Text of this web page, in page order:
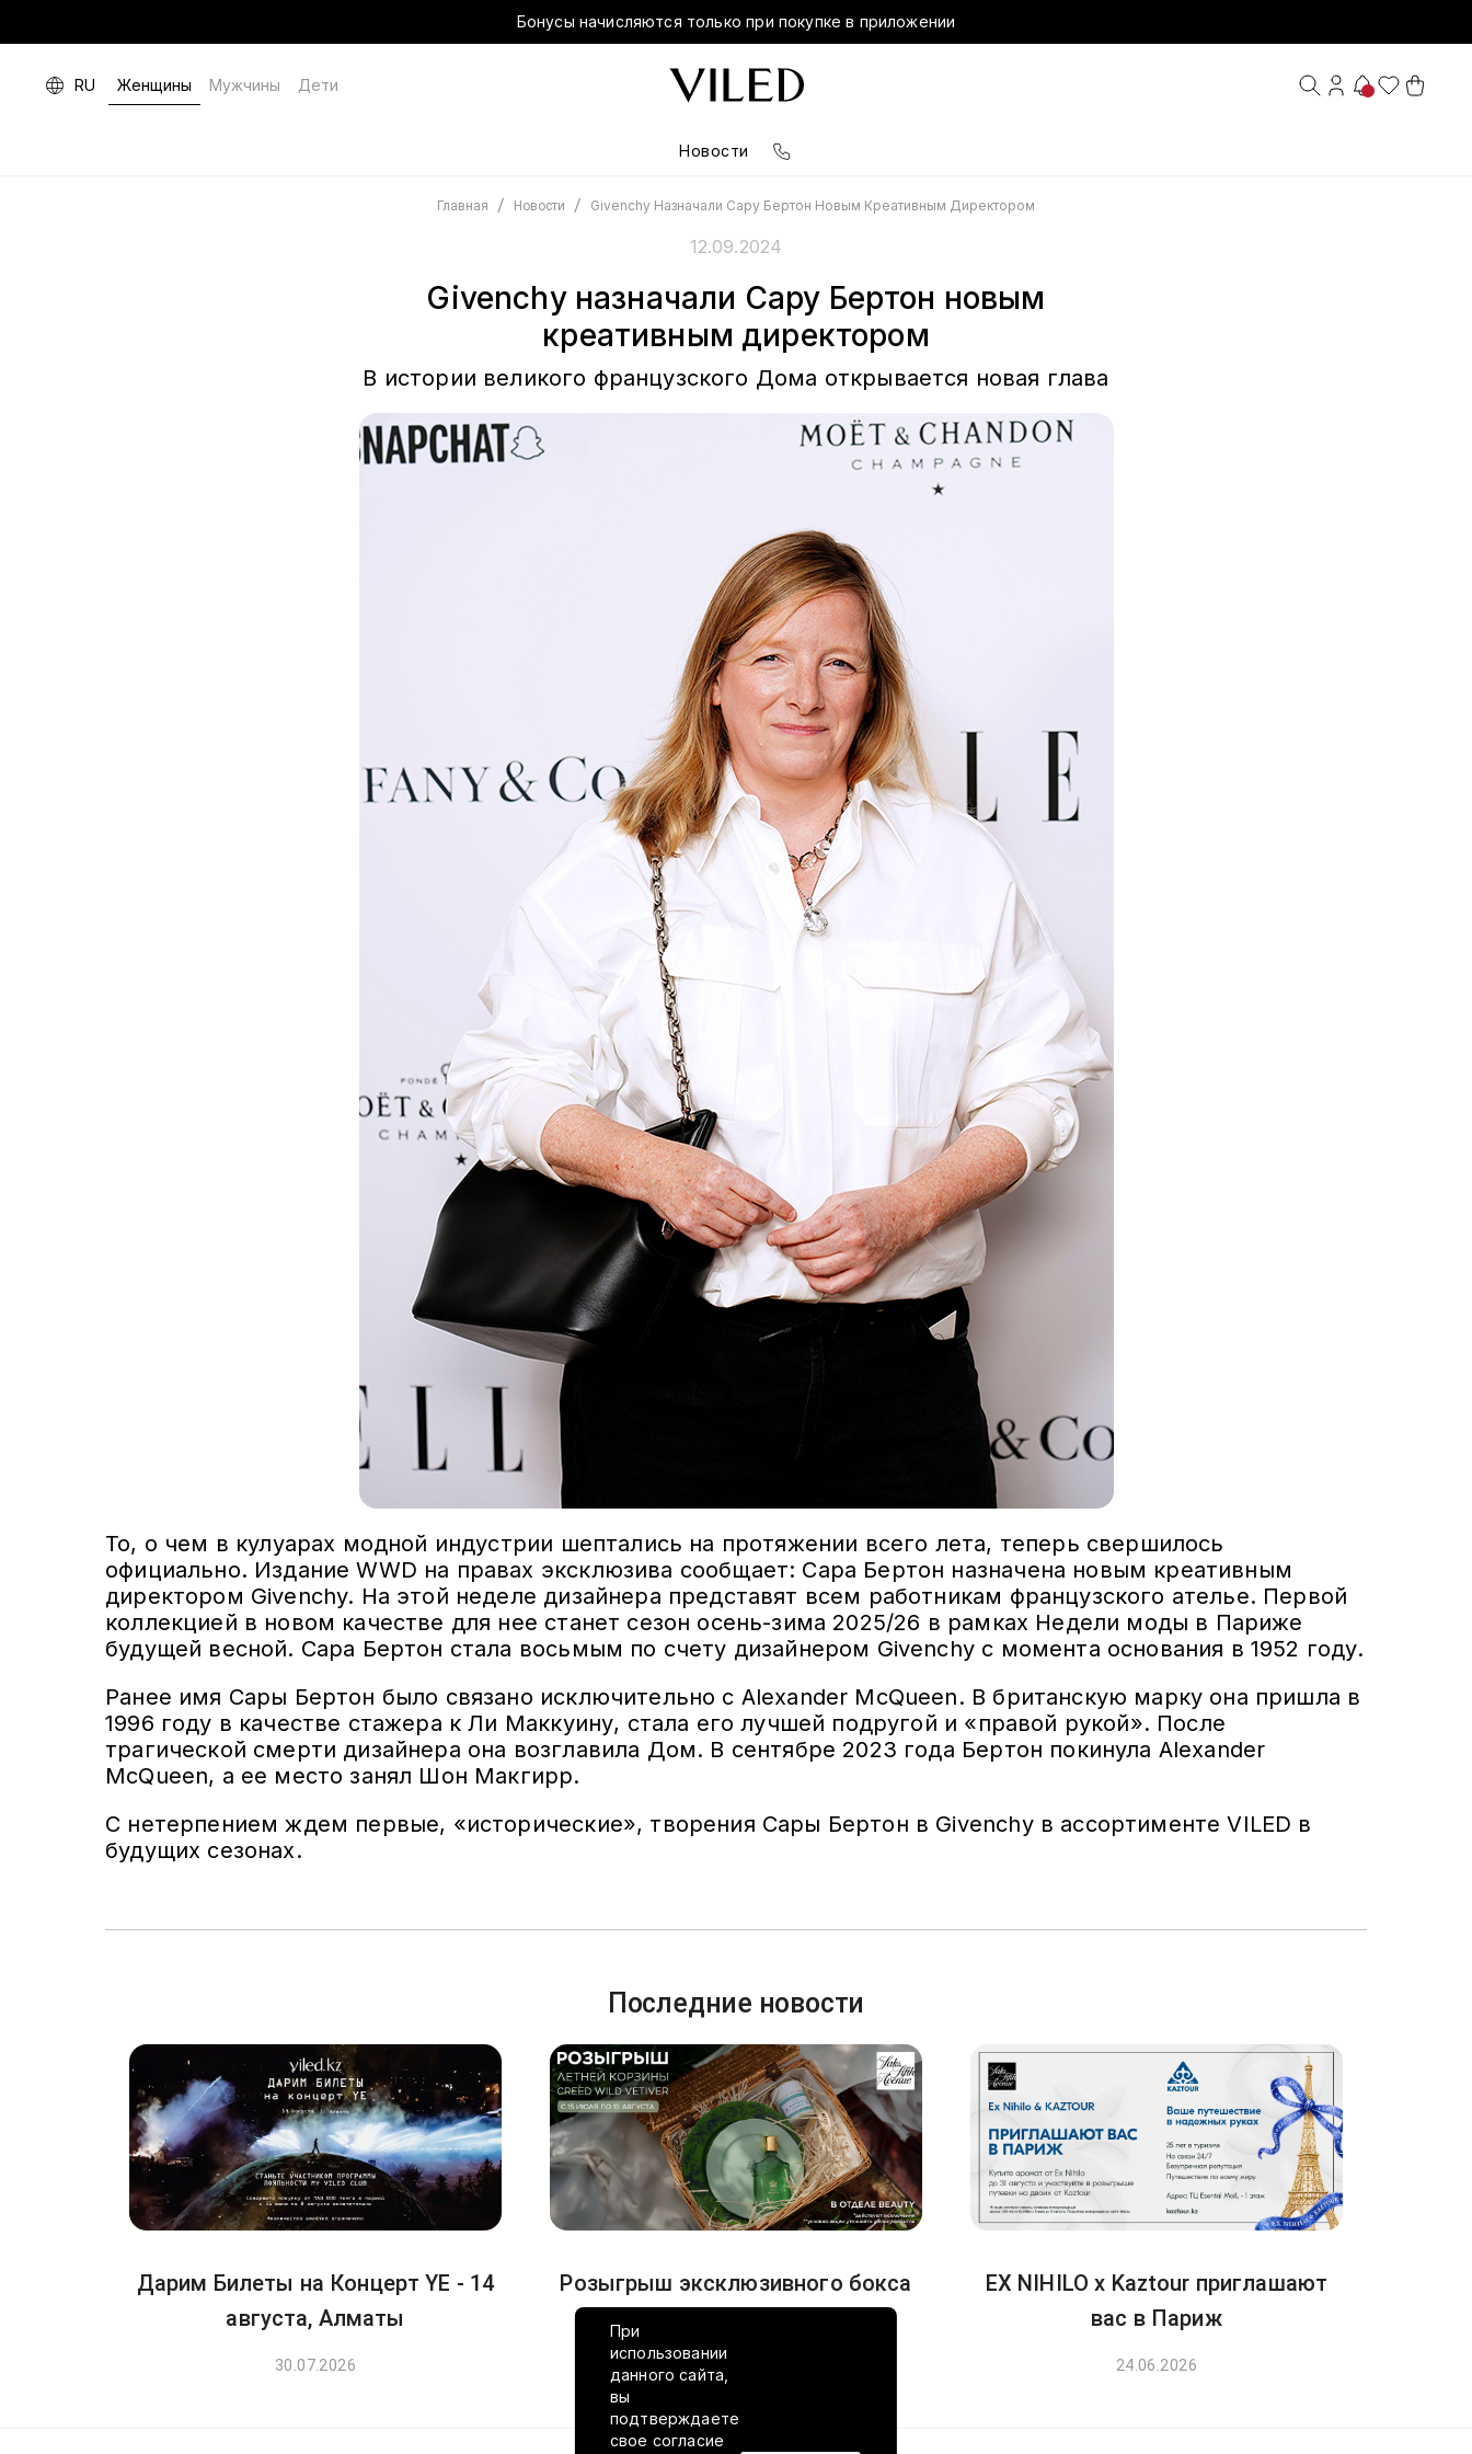
Бонусы начисляются только при покупке в приложении
RU Женщины Мужчины Дети
Новости
Главная / Новости / Givenchy Назначали Сару Бертон Новым Креативным Директором
12.09.2024
Givenchy назначали Сару Бертон новым
креативным директором
В истории великого французского Дома открывается новая глава
То, о чем в кулуарах модной индустрии шептались на протяжении всего лета, теперь свершилось
официально. Издание WWD на правах эксклюзива сообщает: Сара Бертон назначена новым креативным
директором Givenchy. На этой неделе дизайнера представят всем работникам французского ателье. Первой
коллекцией в новом качестве для нее станет сезон осень-зима 2025/26 в рамках Недели моды в Париже
будущей весной. Сара Бертон стала восьмым по счету дизайнером Givenchy с момента основания в 1952 году.
Ранее имя Сары Бертон было связано исключительно с Alexander McQueen. В британскую марку она пришла в
1996 году в качестве стажера к Ли Маккуину, стала его лучшей подругой и «правой рукой». После
трагической смерти дизайнера она возглавила Дом. В сентябре 2023 года Бертон покинула Alexander
McQueen, а ее место занял Шон Макгирр.
С нетерпением ждем первые, «исторические», творения Сары Бертон в Givenchy в ассортименте VILED в
будущих сезонах.
Последние новости
Дарим Билеты на Концерт YE - 14
августа, Алматы
30.07.2026
Розыгрыш эксклюзивного бокса
Creed в Saks Fifth Avenue
10.07.2026
EX NIHILO x Kaztour приглашают
вас в Париж
24.06.2026
При
использовании
данного сайта,
вы
подтверждаете
свое согласие